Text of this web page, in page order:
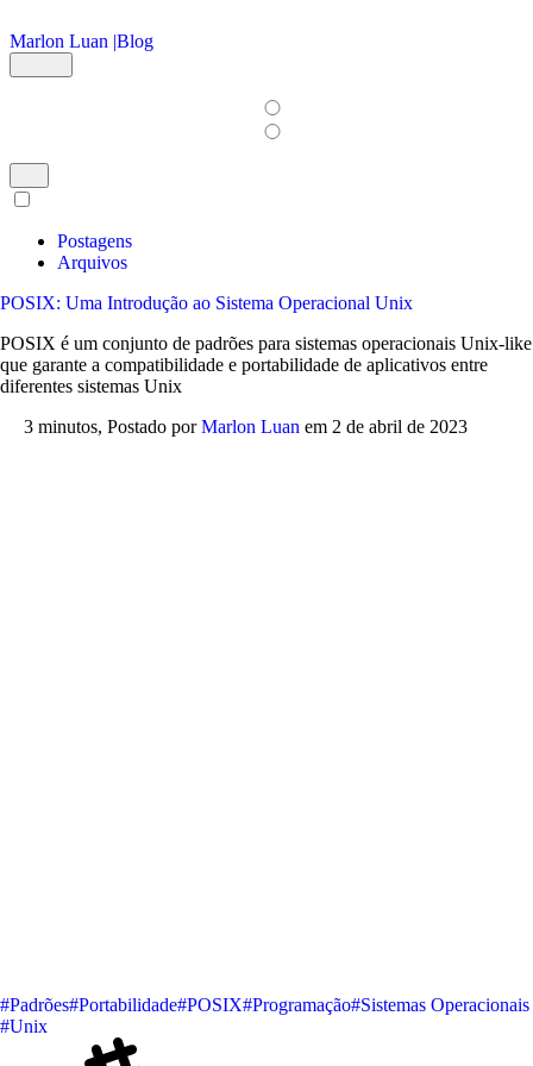
Marlon Luan |Blog
Postagens
Arquivos
POSIX: Uma Introdução ao Sistema Operacional Unix
POSIX é um conjunto de padrões para sistemas operacionais Unix-like
que garante a compatibilidade e portabilidade de aplicativos entre
diferentes sistemas Unix
3 minutos, Postado porMarlon Luan em 2 de abril de 2023
#Padrões#Portabilidade#POSIX#Programação#Sistemas Operacionais
#Unix